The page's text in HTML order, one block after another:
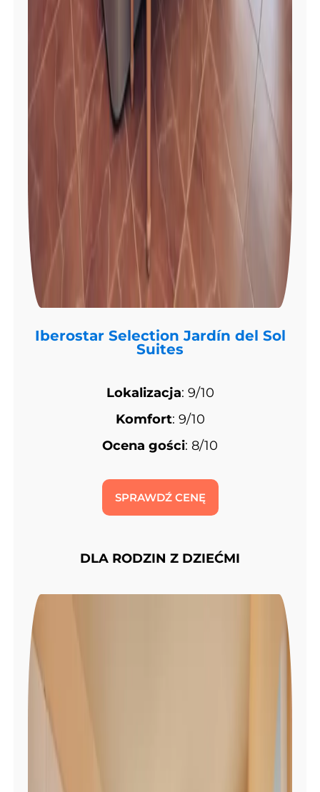
Iberostar Selection Jardín del Sol
Suites
Lokalizacja: 9/10
Komfort: 9/10
Ocena gości: 8/10
SPRAWDŹ CENĘ
DLA RODZIN Z DZIEĆMI